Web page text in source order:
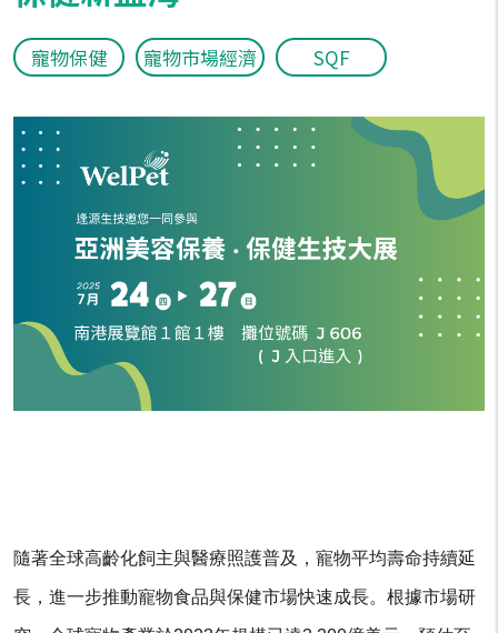
寵物保健 寵物市場經濟 SQF
隨著全球高齡化飼主與醫療照護普及，寵物平均壽命持續延
長，進一步推動寵物食品與保健市場快速成長。根據市場研